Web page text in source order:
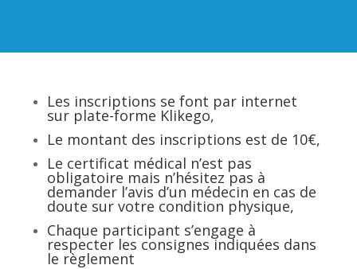
Les inscriptions se font par internet
sur plate-forme Klikego,
Le montant des inscriptions est de 10€,
Le certificat médical n’est pas
obligatoire mais n’hésitez pas à
demander l’avis d’un médecin en cas de
doute sur votre condition physique,
Chaque participant s’engage à
respecter les consignes indiquées dans
le règlement